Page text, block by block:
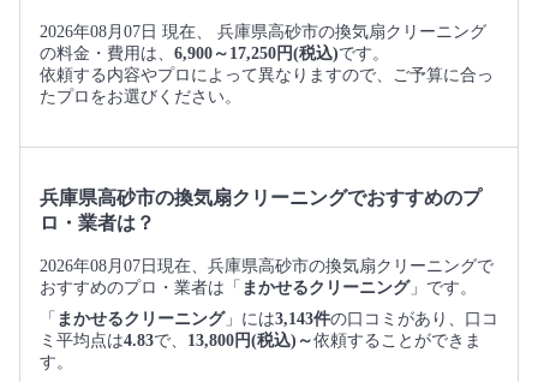
2026年08月07日 現在、 兵庫県高砂市の換気扇クリーニング
の料金・費用は、 6,900～17,250円(税込)です。
依頼する内容やプロによって異なりますので、ご予算に合っ
たプロをお選びください。
兵庫県高砂市の換気扇クリーニングでおすすめのプ
ロ・業者は？
2026年08月07日現在、兵庫県高砂市の換気扇クリーニングで
おすすめのプロ・業者は「 まかせるクリーニング」です。
「 まかせるクリーニング」には3,143件の口コミがあり、口コ
ミ平均点は4.83で、 13,800円(税込)～依頼することができま
す。